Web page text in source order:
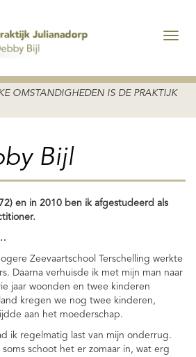
OMSTANDIGHEDEN IS DE PRAKTIJK
Bijl
en in 2010 ben ik afgestudeerd als
Zeevaartschool Terschelling werkte
Daarna verhuisde ik met mijn man naar
jaar woonden en twee kinderen
kregen we nog twee kinderen,
aan het moederschap.
ik regelmatig last van mijn onderrug.
schoot het er zomaar in, wat erg